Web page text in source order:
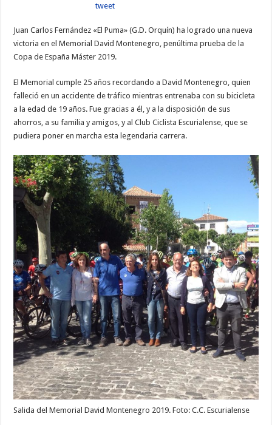
tweet
Juan Carlos Fernández «El Puma» (G.D. Orquín) ha logrado una nueva
victoria en el Memorial David Montenegro, penúltima prueba de la
Copa de España Máster 2019.
El Memorial cumple 25 años recordando a David Montenegro, quien
falleció en un accidente de tráfico mientras entrenaba con su bicicleta
a la edad de 19 años. Fue gracias a él, y a la disposición de sus
ahorros, a su familia y amigos, y al Club Ciclista Escurialense, que se
pudiera poner en marcha esta legendaria carrera.
Salida del Memorial David Montenegro 2019. Foto: C.C. Escurialense